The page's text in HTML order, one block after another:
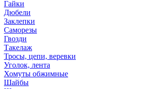
Гайки
Дюбели
Заклепки
Саморезы
Гвозди
Такелаж
Тросы, цепи, веревки
Уголок, лента
Хомуты обжимные
Шайбы